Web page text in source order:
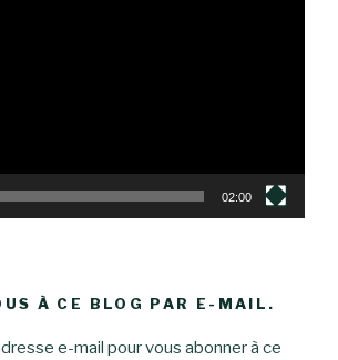
02:00
À CE BLOG PAR E-MAIL.
e-mail pour vous abonner à ce